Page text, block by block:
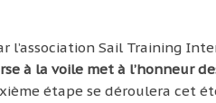
l’association Sail Training
à la voile met à l’honneur
étape se déroulera cet